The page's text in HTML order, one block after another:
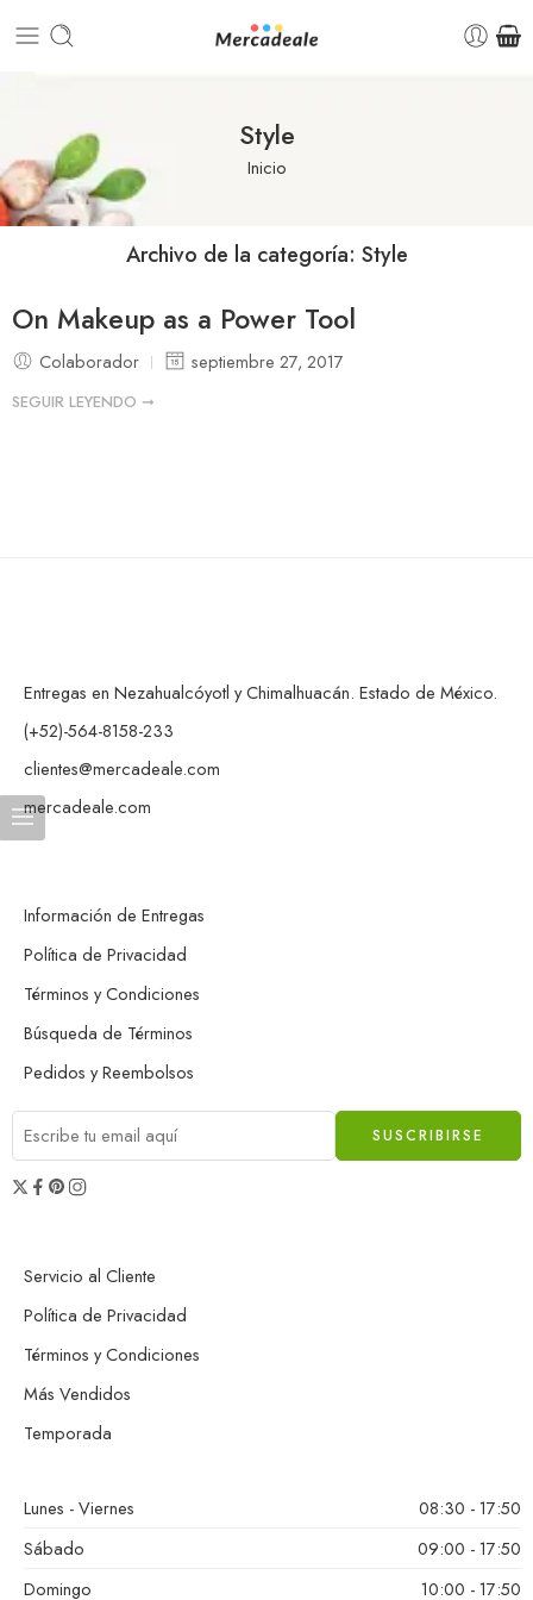
Style
Inicio
Archivo de la categoría: Style
On Makeup as a Power Tool
Colaborador septiembre 27, 2017
SEGUIR LEYENDO ➞
Entregas en Nezahualcóyotl y Chimalhuacán. Estado de México.
(+52)-564-8158-233
clientes@mercadeale.com
mercadeale.com
Información de Entregas
Política de Privacidad
Términos y Condiciones
Búsqueda de Términos
Pedidos y Reembolsos
Servicio al Cliente
Política de Privacidad
Términos y Condiciones
Más Vendidos
Temporada
Lunes - Viernes
08:30 - 17:50
Sábado
09:00 - 17:50
Domingo
10:00 - 17:50